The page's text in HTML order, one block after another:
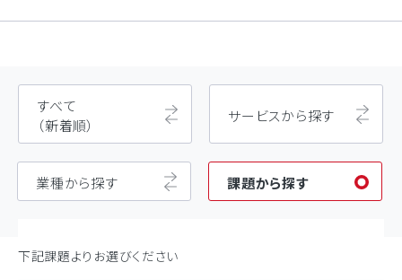
すべて
（新着順）
サービスから探す
業種から探す 課題から探す
下記課題よりお選びください